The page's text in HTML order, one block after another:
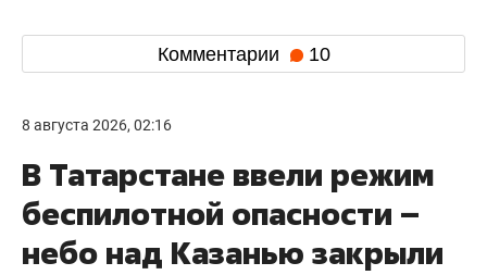
Комментарии 10
8 августа 2026, 02:16
В Татарстане ввели режим
беспилотной опасности –
небо над Казанью закрыли